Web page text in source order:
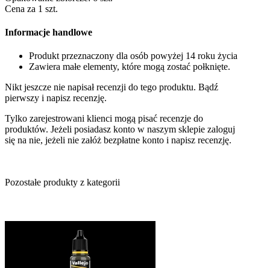
Cena za 1 szt.
Informacje handlowe
Produkt przeznaczony dla osób powyżej 14 roku życia
Zawiera małe elementy, które mogą zostać połknięte.
Nikt jeszcze nie napisał recenzji do tego produktu. Bądź
pierwszy i napisz recenzję.
Tylko zarejestrowani klienci mogą pisać recenzje do
produktów. Jeżeli posiadasz konto w naszym sklepie zaloguj
się na nie, jeżeli nie załóż bezpłatne konto i napisz recenzję.
Pozostałe produkty z kategorii